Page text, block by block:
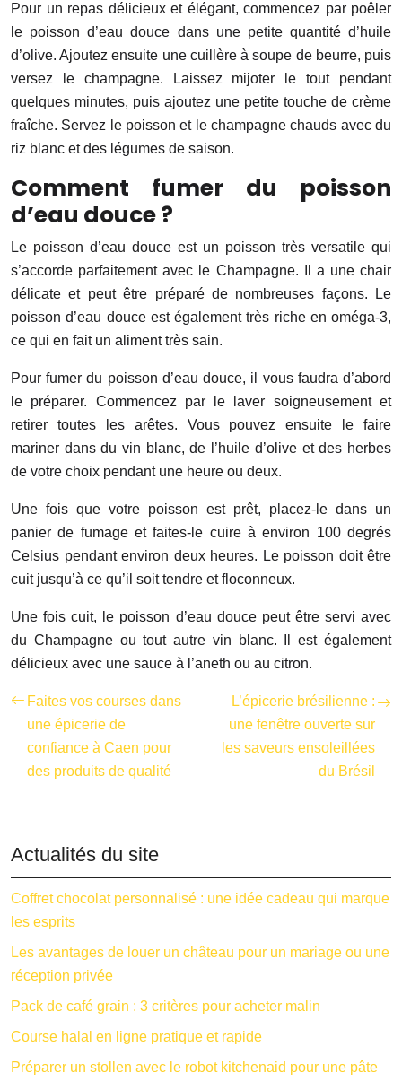
Pour un repas délicieux et élégant, commencez par poêler
le poisson d’eau douce dans une petite quantité d’huile
d’olive. Ajoutez ensuite une cuillère à soupe de beurre, puis
versez le champagne. Laissez mijoter le tout pendant
quelques minutes, puis ajoutez une petite touche de crème
fraîche. Servez le poisson et le champagne chauds avec du
riz blanc et des légumes de saison.
Comment fumer du poisson
d’eau douce ?
Le poisson d’eau douce est un poisson très versatile qui
s’accorde parfaitement avec le Champagne. Il a une chair
délicate et peut être préparé de nombreuses façons. Le
poisson d’eau douce est également très riche en oméga-3,
ce qui en fait un aliment très sain.
Pour fumer du poisson d’eau douce, il vous faudra d’abord
le préparer. Commencez par le laver soigneusement et
retirer toutes les arêtes. Vous pouvez ensuite le faire
mariner dans du vin blanc, de l’huile d’olive et des herbes
de votre choix pendant une heure ou deux.
Une fois que votre poisson est prêt, placez-le dans un
panier de fumage et faites-le cuire à environ 100 degrés
Celsius pendant environ deux heures. Le poisson doit être
cuit jusqu’à ce qu’il soit tendre et floconneux.
Une fois cuit, le poisson d’eau douce peut être servi avec
du Champagne ou tout autre vin blanc. Il est également
délicieux avec une sauce à l’aneth ou au citron.
Faites vos courses dans
une épicerie de
confiance à Caen pour
des produits de qualité
L’épicerie brésilienne :
une fenêtre ouverte sur
les saveurs ensoleillées
du Brésil
Actualités du site
Coffret chocolat personnalisé : une idée cadeau qui marque
les esprits
Les avantages de louer un château pour un mariage ou une
réception privée
Pack de café grain : 3 critères pour acheter malin
Course halal en ligne pratique et rapide
Préparer un stollen avec le robot kitchenaid pour une pâte